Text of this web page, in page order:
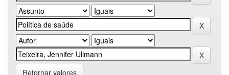
Retornar valores